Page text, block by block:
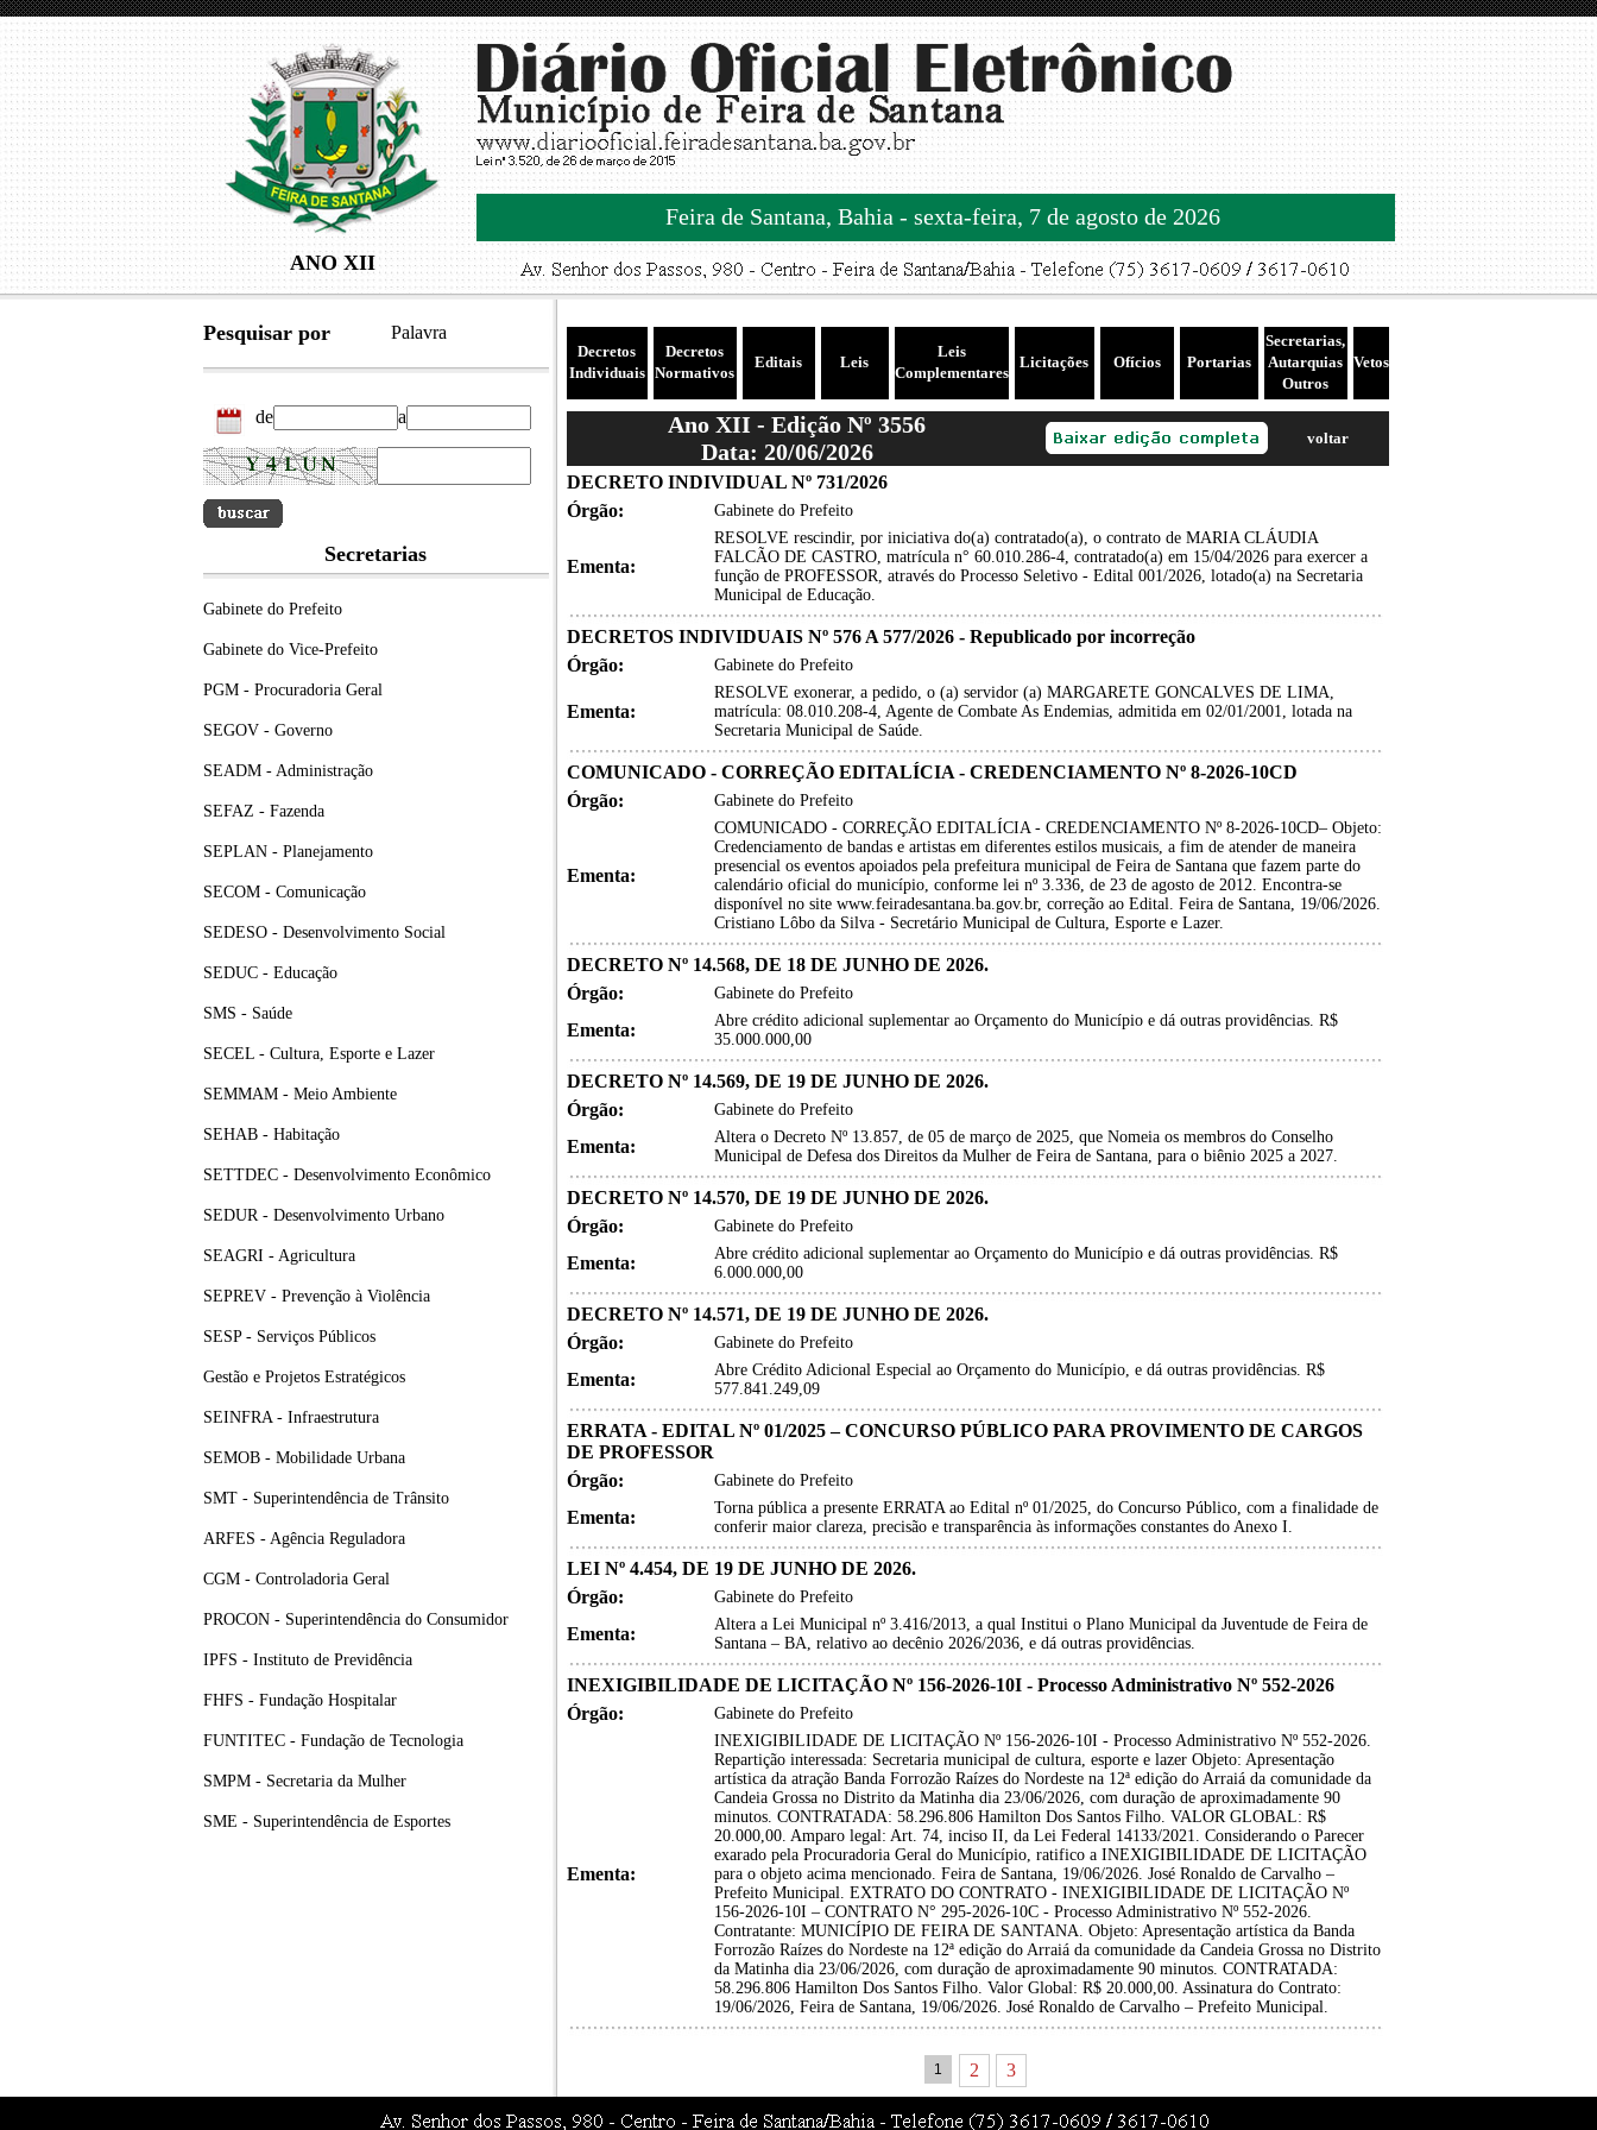
ANO XII
Feira de Santana, Bahia - sexta-feira, 7 de agosto de 2026
Pesquisar por Palavra
de a
Secretarias
Gabinete do Prefeito
Gabinete do Vice-Prefeito
PGM - Procuradoria Geral
SEGOV - Governo
SEADM - Administração
SEFAZ - Fazenda
SEPLAN - Planejamento
SECOM - Comunicação
SEDESO - Desenvolvimento Social
SEDUC - Educação
SMS - Saúde
SECEL - Cultura, Esporte e Lazer
SEMMAM - Meio Ambiente
SEHAB - Habitação
SETTDEC - Desenvolvimento Econômico
SEDUR - Desenvolvimento Urbano
SEAGRI - Agricultura
SEPREV - Prevenção à Violência
SESP - Serviços Públicos
Gestão e Projetos Estratégicos
SEINFRA - Infraestrutura
SEMOB - Mobilidade Urbana
SMT - Superintendência de Trânsito
ARFES - Agência Reguladora
CGM - Controladoria Geral
PROCON - Superintendência do Consumidor
IPFS - Instituto de Previdência
FHFS - Fundação Hospitalar
FUNTITEC - Fundação de Tecnologia
SMPM - Secretaria da Mulher
SME - Superintendência de Esportes
Decretos
Individuais
Decretos
Normativos
Editais Leis
Leis
Complementares
Licitações Ofícios Portarias
Secretarias,
Autarquias
Outros
Vetos
Ano XII - Edição Nº 3556
Data: 20/06/2026
voltar
DECRETO INDIVIDUAL Nº 731/2026
Órgão:
Gabinete do Prefeito
Ementa:
RESOLVE rescindir, por iniciativa do(a) contratado(a), o contrato de MARIA CLÁUDIA
FALCÃO DE CASTRO, matrícula n° 60.010.286-4, contratado(a) em 15/04/2026 para exercer a
função de PROFESSOR, através do Processo Seletivo - Edital 001/2026, lotado(a) na Secretaria
Municipal de Educação.
DECRETOS INDIVIDUAIS Nº 576 A 577/2026 - Republicado por incorreção
Órgão:
Gabinete do Prefeito
Ementa:
RESOLVE exonerar, a pedido, o (a) servidor (a) MARGARETE GONCALVES DE LIMA,
matrícula: 08.010.208-4, Agente de Combate As Endemias, admitida em 02/01/2001, lotada na
Secretaria Municipal de Saúde.
COMUNICADO - CORREÇÃO EDITALÍCIA - CREDENCIAMENTO Nº 8-2026-10CD
Órgão:
Gabinete do Prefeito
Ementa:
COMUNICADO - CORREÇÃO EDITALÍCIA - CREDENCIAMENTO Nº 8-2026-10CD– Objeto:
Credenciamento de bandas e artistas em diferentes estilos musicais, a fim de atender de maneira
presencial os eventos apoiados pela prefeitura municipal de Feira de Santana que fazem parte do
calendário oficial do município, conforme lei nº 3.336, de 23 de agosto de 2012. Encontra-se
disponível no site www.feiradesantana.ba.gov.br, correção ao Edital. Feira de Santana, 19/06/2026.
Cristiano Lôbo da Silva - Secretário Municipal de Cultura, Esporte e Lazer.
DECRETO Nº 14.568, DE 18 DE JUNHO DE 2026.
Órgão:
Gabinete do Prefeito
Ementa:
Abre crédito adicional suplementar ao Orçamento do Município e dá outras providências. R$
35.000.000,00
DECRETO Nº 14.569, DE 19 DE JUNHO DE 2026.
Órgão:
Gabinete do Prefeito
Ementa:
Altera o Decreto Nº 13.857, de 05 de março de 2025, que Nomeia os membros do Conselho
Municipal de Defesa dos Direitos da Mulher de Feira de Santana, para o biênio 2025 a 2027.
DECRETO Nº 14.570, DE 19 DE JUNHO DE 2026.
Órgão:
Gabinete do Prefeito
Ementa:
Abre crédito adicional suplementar ao Orçamento do Município e dá outras providências. R$
6.000.000,00
DECRETO Nº 14.571, DE 19 DE JUNHO DE 2026.
Órgão:
Gabinete do Prefeito
Ementa:
Abre Crédito Adicional Especial ao Orçamento do Município, e dá outras providências. R$
577.841.249,09
ERRATA - EDITAL Nº 01/2025 – CONCURSO PÚBLICO PARA PROVIMENTO DE CARGOS
DE PROFESSOR
Órgão:
Gabinete do Prefeito
Ementa:
Torna pública a presente ERRATA ao Edital nº 01/2025, do Concurso Público, com a finalidade de
conferir maior clareza, precisão e transparência às informações constantes do Anexo I.
LEI Nº 4.454, DE 19 DE JUNHO DE 2026.
Órgão:
Gabinete do Prefeito
Ementa:
Altera a Lei Municipal nº 3.416/2013, a qual Institui o Plano Municipal da Juventude de Feira de
Santana – BA, relativo ao decênio 2026/2036, e dá outras providências.
INEXIGIBILIDADE DE LICITAÇÃO Nº 156-2026-10I - Processo Administrativo Nº 552-2026
Órgão:
Gabinete do Prefeito
Ementa:
INEXIGIBILIDADE DE LICITAÇÃO Nº 156-2026-10I - Processo Administrativo Nº 552-2026.
Repartição interessada: Secretaria municipal de cultura, esporte e lazer Objeto: Apresentação
artística da atração Banda Forrozão Raízes do Nordeste na 12ª edição do Arraiá da comunidade da
Candeia Grossa no Distrito da Matinha dia 23/06/2026, com duração de aproximadamente 90
minutos. CONTRATADA: 58.296.806 Hamilton Dos Santos Filho. VALOR GLOBAL: R$
20.000,00. Amparo legal: Art. 74, inciso II, da Lei Federal 14133/2021. Considerando o Parecer
exarado pela Procuradoria Geral do Município, ratifico a INEXIGIBILIDADE DE LICITAÇÃO
para o objeto acima mencionado. Feira de Santana, 19/06/2026. José Ronaldo de Carvalho –
Prefeito Municipal. EXTRATO DO CONTRATO - INEXIGIBILIDADE DE LICITAÇÃO Nº
156-2026-10I – CONTRATO N° 295-2026-10C - Processo Administrativo Nº 552-2026.
Contratante: MUNICÍPIO DE FEIRA DE SANTANA. Objeto: Apresentação artística da Banda
Forrozão Raízes do Nordeste na 12ª edição do Arraiá da comunidade da Candeia Grossa no Distrito
da Matinha dia 23/06/2026, com duração de aproximadamente 90 minutos. CONTRATADA:
58.296.806 Hamilton Dos Santos Filho. Valor Global: R$ 20.000,00. Assinatura do Contrato:
19/06/2026, Feira de Santana, 19/06/2026. José Ronaldo de Carvalho – Prefeito Municipal.
1 2 3